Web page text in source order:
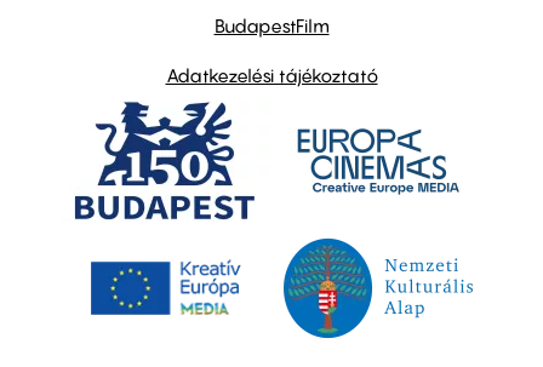
BudapestFilm
Adatkezelési tájékoztató